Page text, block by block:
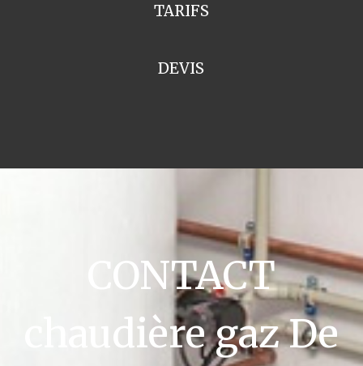
TARIFS
DEVIS
CONTACT
chaudière gaz De